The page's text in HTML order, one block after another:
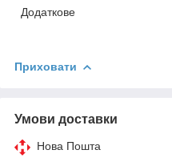
Додаткове
Приховати
Умови доставки
Нова Пошта